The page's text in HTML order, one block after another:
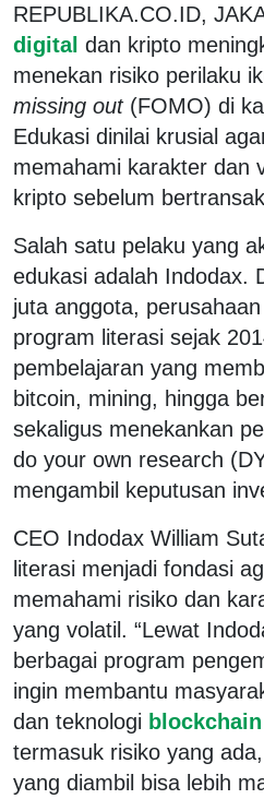
REPUBLIKA.CO.ID,
digital dan kripto
menekan risiko perilaku
missing out(FOMO) di
Edukasi dinilai krusial
memahami karakter dan
kripto sebelum
Salah satu pelaku yang
edukasi adalah Indodax.
juta anggota,
program literasi sejak
pembelajaran yang
bitcoin, mining, hingga
sekaligus menekankan
do your own research
mengambil keputusan
CEO Indodax William
literasi menjadi fondasi
memahami risiko dan
yang volatil. “Lewat
berbagai program
ingin membantu
dan teknologi blockchain
termasuk risiko yang
yang diambil bisa lebih